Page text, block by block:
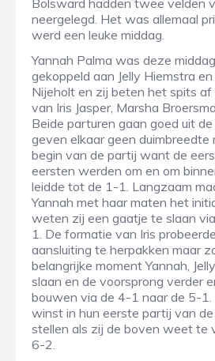
Bolsward hadden twee velden
neergelegd. Het was allemaal
werd een leuke middag.
Yannah Palma was deze
gekoppeld aan Jelly Hiemstra
Nijeholt en zij beten het spits
van Iris Jasper, Marsha
Beide parturen gaan goed uit
geven elkaar geen duimbreedte
begin van de partij want de
eersten werden om en om
leidde tot de 1-1. Langzaam
Yannah met haar maten het
weten zij een gaatje te slaan
1. De formatie van Iris
aansluiting te herpakken maar
belangrijke moment Yannah,
slaan en de voorsprong verder
bouwen via de 4-1 naar de 5-1.
winst in hun eerste partij van
stellen als zij de boven weet te
6-2.